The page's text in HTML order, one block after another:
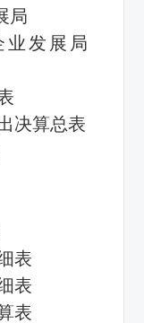
局
发展局
决算总表
表
表
表